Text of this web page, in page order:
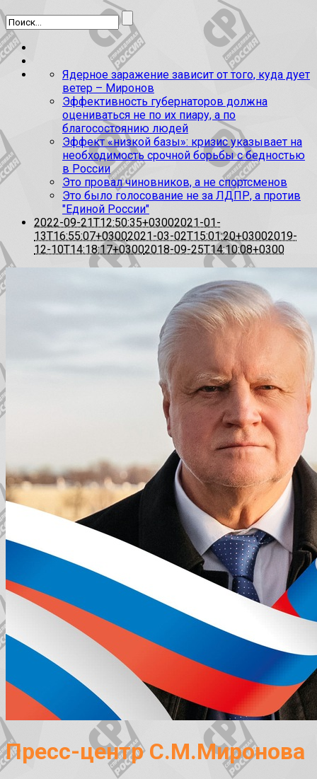
Ядерное заражение зависит от того, куда дует
ветер – Миронов
Эффективность губернаторов должна
оцениваться не по их пиару, а по
благосостоянию людей
Эффект «низкой базы»: кризис указывает на
необходимость срочной борьбы с бедностью
в России
Это провал чиновников, а не спортсменов
Это было голосование не за ЛДПР, а против
"Единой России"
2022-09-21T12:50:35+03002021-01-
13T16:55:07+03002021-03-02T15:01:20+03002019-
12-10T14:18:17+03002018-09-25T14:10:08+0300
Пресс-центр С.М.Миронова